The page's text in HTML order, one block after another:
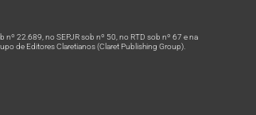
22.689, no SEPJR sob nº 50, no RTD sob nº 67 e na
de Editores Claretianos (Claret Publishing Group).